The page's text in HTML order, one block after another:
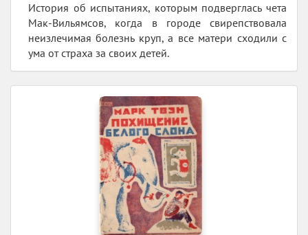
История об испытаниях, которым подверглась чета
Мак-Вильямсов, когда в городе свирепствовала
неизлечимая болезнь круп, а все матери сходили с
ума от страха за своих детей.